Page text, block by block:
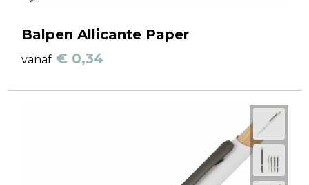
Balpen Allicante Paper
vanaf € 0,34